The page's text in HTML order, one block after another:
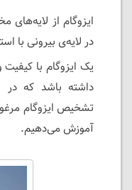
ایزوگام از
در لایه‌ی بیرونی با
یک ایزوگام با کیفیت
داشته باشد که در
تشخیص ایزوگام
آموزش می‌دهیم.